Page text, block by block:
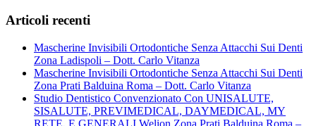
Articoli recenti
Mascherine Invisibili Ortodontiche Senza Attacchi Sui Denti
Zona Ladispoli – Dott. Carlo Vitanza
Mascherine Invisibili Ortodontiche Senza Attacchi Sui Denti
Zona Prati Balduina Roma – Dott. Carlo Vitanza
Studio Dentistico Convenzionato Con UNISALUTE,
SISALUTE, PREVIMEDICAL, DAYMEDICAL, MY